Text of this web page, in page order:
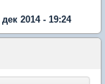
2014 - 19:24